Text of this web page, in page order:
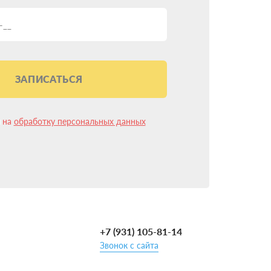
10 лет и имеем более 15 000 успешных
что установка ГБО на Citroen C3 в
несколько изменилась и упростилась.
ЗАПИСАТЬСЯ
на обработку персональных данных
+7 (931) 105-81-14
Звонок с сайта